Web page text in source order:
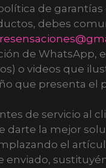
de garantías
debes
de WhatsApp,
o videos que
que presenta el
de servicio al
darte la mejor
el
enviado,